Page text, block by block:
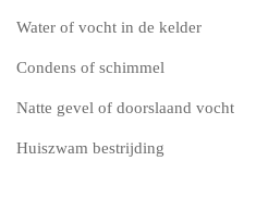
Water of vocht in de kelder
Condens of schimmel
Natte gevel of doorslaand vocht
Huiszwam bestrijding